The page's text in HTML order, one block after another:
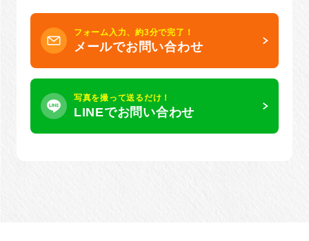
フォーム入力、約3分で完了！
メールでお問い合わせ
写真を撮って送るだけ！
LINEでお問い合わせ